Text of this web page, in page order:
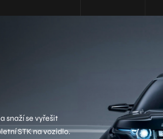
snaží se vyřešit
STK na vozidlo.